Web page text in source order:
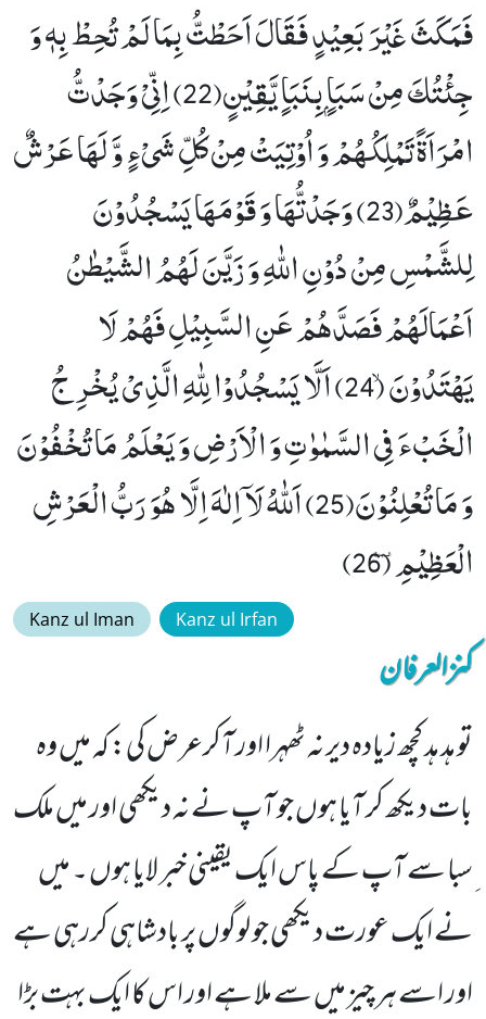
فَمَكَثَ غَیْرَ بَعِیْدٍ فَقَالَ اَحَطْتُّ بِمَا لَمْ تُحِطْ بِهٖ وَ
جِئْتُكَ مِنْ سَبَاٍۭ بِنَبَاٍ یَّقِیْنٍ(22) اِنِّیْ وَجَدْتُّ
امْرَاَةً تَمْلِكُهُمْ وَ اُوْتِیَتْ مِنْ كُلِّ شَیْءٍ وَّ لَهَا عَرْشٌ
عَظِیْمٌ(23) وَجَدْتُّهَا وَ قَوْمَهَا یَسْجُدُوْنَ
لِلشَّمْسِ مِنْ دُوْنِ اللّٰهِ وَ زَیَّنَ لَهُمُ الشَّیْطٰنُ
اَعْمَالَهُمْ فَصَدَّهُمْ عَنِ السَّبِیْلِ فَهُمْ لَا
یَهْتَدُوْنَۙ (24) اَلَّا یَسْجُدُوْا لِلّٰهِ الَّذِیْ یُخْرِ جُ
الْخَبْءَ فِی السَّمٰوٰتِ وَ الْاَرْضِ وَ یَعْلَمُ مَا تُخْفُوْنَ
وَ مَا تُعْلِنُوْنَ(25) اَللّٰهُ لَاۤ اِلٰهَ اِلَّا هُوَ رَبُّ الْعَرْشِ
الْعَظِیْمِ۩ (26)
Kanz ul Iman Kanz ul Irfan
کنزالعرفان
تو ہد ہد کچھ زیادہ دیر نہ ٹھہرا اور آکرعرض کی: کہ میں وہ
بات دیکھ کر آیا ہوں جو آپ نے نہ دیکھی اور میں ملک
ِسبا سے آپ کے پاس ایک یقینی خبر لایا ہوں ۔ میں
نے ایک عورت دیکھی جو لوگوں پر بادشاہی کررہی ہے
اور اسے ہر چیز میں سے ملا ہے اور اس کا ایک بہت بڑا